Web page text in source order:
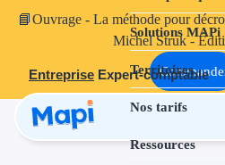
📘Ouvrage - La méthode pour
Michel Struk -
Entreprise Expert-comptable
Solutions MAPi
Territoires
Nos tarifs
Ressources